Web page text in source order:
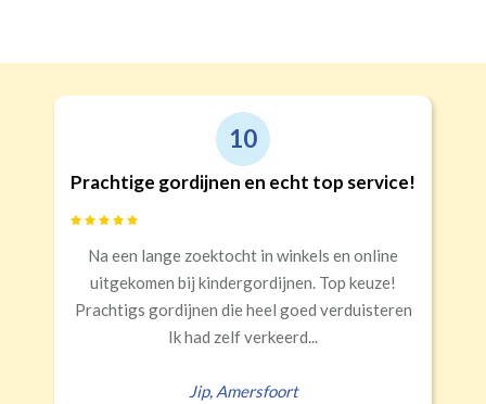
(incl. verstelbare gordijnhaken)
(wave plooi)
Roede
(tunnel)
Geen extra verduistering
Half verduisterend Volledige verduisterend
€34,95 per stuk
gordijnen en echt top service!
een lange zoektocht in winkels en online
bij kindergordijnen. Top keuze!
gordijnen die heel goed verduisteren
Ik had zelf verkeerd...
Amersfoort